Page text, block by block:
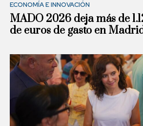
ECONOMÍA E INNOVACIÓN
MADO 2026 deja más de
de euros de gasto en